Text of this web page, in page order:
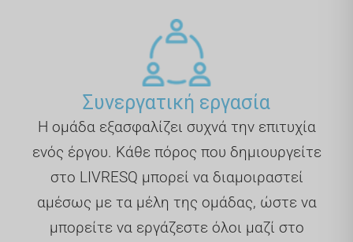
Συνεργατική εργασία
Η ομάδα εξασφαλίζει συχνά την επιτυχία
ενός έργου. Κάθε πόρος που δημιουργείτε
στο LIVRESQ μπορεί να διαμοιραστεί
αμέσως με τα μέλη της ομάδας, ώστε να
μπορείτε να εργάζεστε όλοι μαζί στο